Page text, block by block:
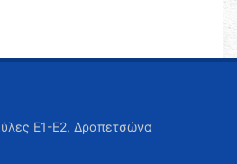
Ε1-Ε2, Δραπετσώνα